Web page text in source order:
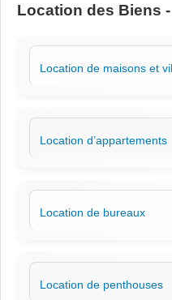
Location des Biens
Location de maisons et
Location d’appartements
Location de bureaux
Location de penthouses